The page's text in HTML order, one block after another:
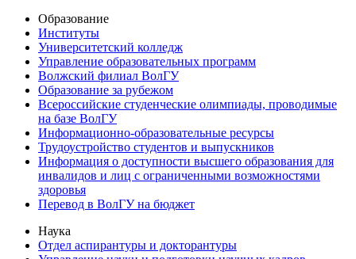
Образование
Институты
Университетский колледж
Управление образовательных программ
Волжский филиал ВолГУ
Образование за рубежом
Всероссийские студенческие олимпиады, проводимые
на базе ВолГУ
Информационно-образовательные ресурсы
Трудоустройство студентов и выпускников
Информация о доступности высшего образования для
инвалидов и лиц с ограниченными возможностями
здоровья
Перевод в ВолГУ на бюджет
Наука
Отдел аспирантуры и докторантуры